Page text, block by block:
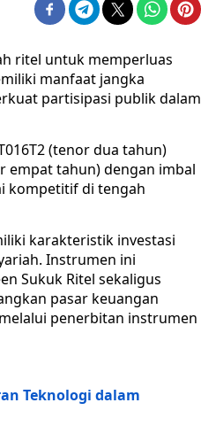
ritel untuk memperluas
manfaat jangka
partisipasi publik dalam
(tenor dua tahun)
empat tahun) dengan imbal
kompetitif di tengah
karakteristik investasi
Instrumen ini
Sukuk Ritel sekaligus
pasar keuangan
penerbitan instrumen
Teknologi dalam